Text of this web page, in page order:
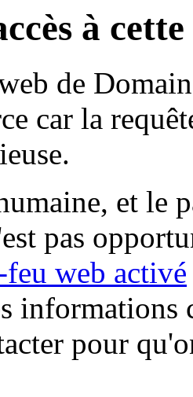
à
de
car la
et le
pas
feu web activé
informations
pour